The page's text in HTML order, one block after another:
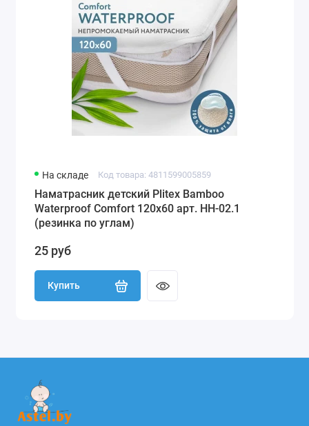
На складе Код товара: 4811599005859
Наматрасник детский Plitex Bamboo
Waterproof Comfort 120х60 арт. НН-02.1
(резинка по углам)
25 руб
Купить